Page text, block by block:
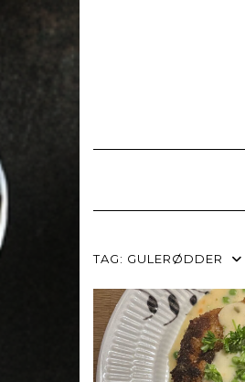
TAG: GULERØDDER